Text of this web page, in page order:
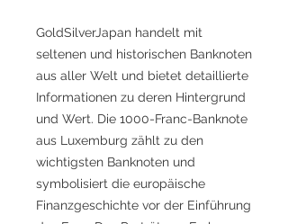
GoldSilverJapan handelt mit
seltenen und historischen Banknoten
aus aller Welt und bietet detaillierte
Informationen zu deren Hintergrund
und Wert. Die 1000-Franc-Banknote
aus Luxemburg zählt zu den
wichtigsten Banknoten und
symbolisiert die europäische
Finanzgeschichte vor der Einführung